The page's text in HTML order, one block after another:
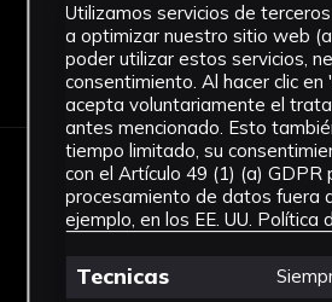
Descargar
Utilizamos servicios de
a optimizar nuestro sitio web
poder utilizar estos servicios,
consentimiento. Al hacer clic
acepta voluntariamente el
antes mencionado. Esto
tiempo limitado, su
con el Artículo 49 (1) (a) GDPR
procesamiento de datos fuera
ejemplo, en los EE. UU. Política
Tecnicas